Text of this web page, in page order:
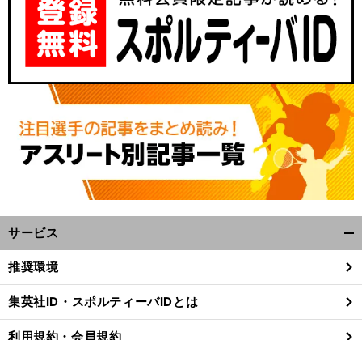
サービス
閉
る
推奨環境
集英社ID・スポルティーバIDとは
利用規約・会員規約